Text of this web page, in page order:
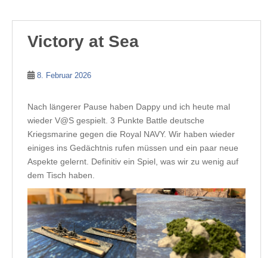
Victory at Sea
8. Februar 2026
Nach längerer Pause haben Dappy und ich heute mal
wieder V@S gespielt. 3 Punkte Battle deutsche
Kriegsmarine gegen die Royal NAVY. Wir haben wieder
einiges ins Gedächtnis rufen müssen und ein paar neue
Aspekte gelernt. Definitiv ein Spiel, was wir zu wenig auf
dem Tisch haben.